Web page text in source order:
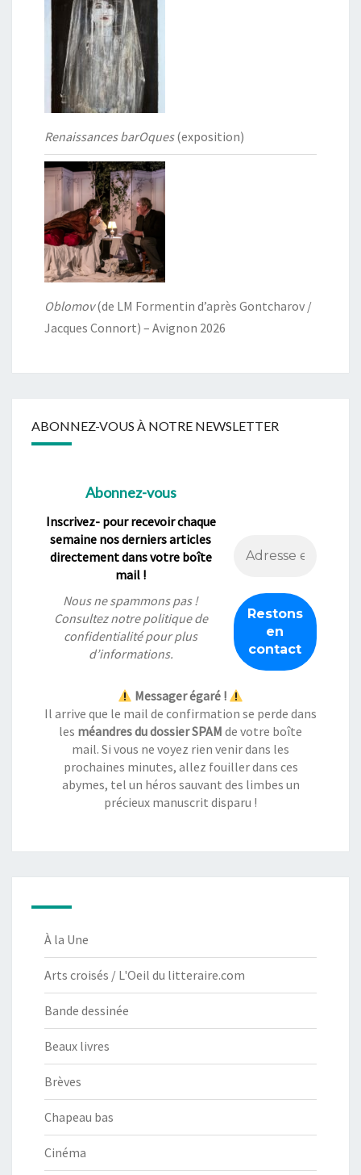
Renaissances barOques(exposition)
Oblomov(de LM Formentin d’après Gontcharov /
Jacques Connort) – Avignon 2026
ABONNEZ-VOUS À NOTRE NEWSLETTER
Abonnez-vous
Inscrivez- pour recevoir chaque
semaine nos derniers articles
directement dans votre boîte
mail !
Nous ne spammons pas !
Consultez notrepolitique de
confidentialitépour plus
d’informations.
Messager égaré !
Il arrive que le mail de confirmation se perde dans
les méandres du dossier SPAM de votre boîte
mail. Si vous ne voyez rien venir dans les
prochaines minutes, allez fouiller dans ces
abymes, tel un héros sauvant des limbes un
précieux manuscrit disparu !
À la Une
Arts croisés / L'Oeil du litteraire.com
Bande dessinée
Beaux livres
Brèves
Chapeau bas
Cinéma